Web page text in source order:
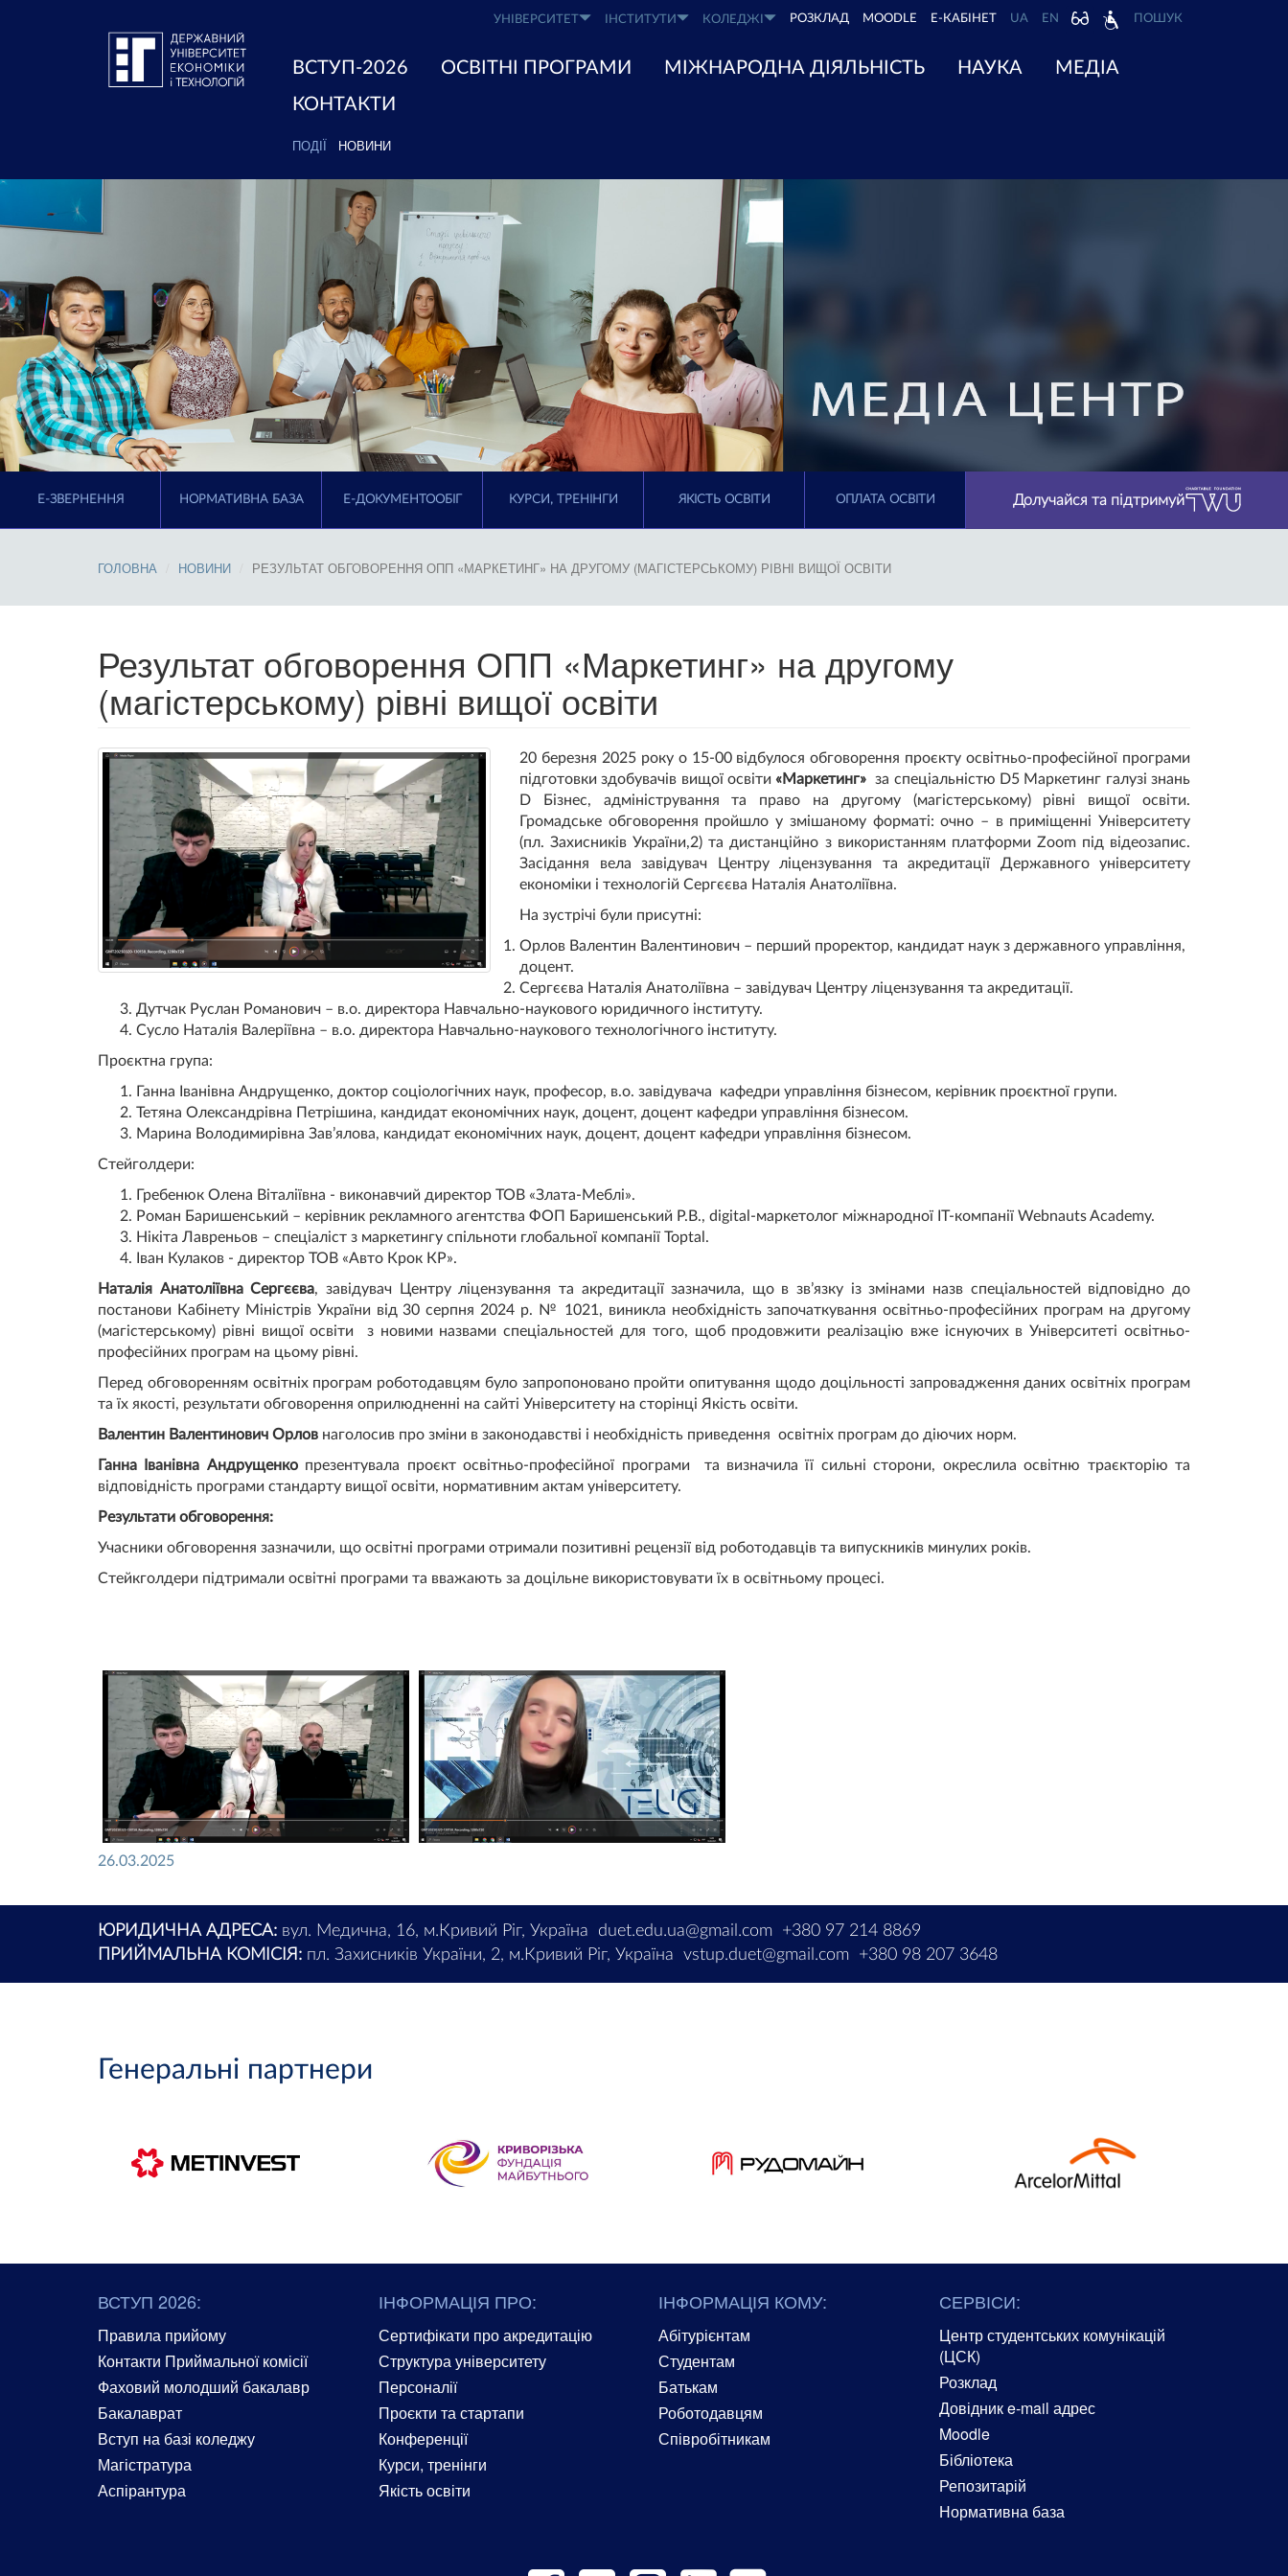
УНІВЕРСИТЕТ ІНСТИТУТИ КОЛЕДЖІ РОЗКЛАД MOODLE Е-КАБІНЕТ UA EN ПОШУК
ВСТУП-2026 ОСВІТНІ ПРОГРАМИ МІЖНАРОДНА ДІЯЛЬНІСТЬ НАУКА
МЕДІА
КОНТАКТИ
ПОДІЇ НОВИНИ
E-ЗВЕРНЕННЯ НОРМАТИВНА БАЗА Е-ДОКУМЕНТООБІГ КУРСИ, ТРЕНІНГИ ЯКІСТЬ ОСВІТИ ОПЛАТА ОСВІТИ Долучайся та підтримуй
ГОЛОВНА НОВИНИ РЕЗУЛЬТАТ ОБГОВОРЕННЯ ОПП «МАРКЕТИНГ» НА ДРУГОМУ (МАГІСТЕРСЬКОМУ) РІВНІ ВИЩОЇ ОСВІТИ
Результат обговорення ОПП «Маркетинг» на другому
(магістерському) рівні вищої освіти
20 березня 2025 року о 15-00 відбулося обговорення проєкту освітньо-професійної програми
підготовки здобувачів вищої освіти«Маркетинг» за спеціальністю D5 Маркетинг галузі знань
D Бізнес, адміністрування та право на другому (магістерському) рівні вищої освіти.
Громадське обговорення пройшло у змішаному форматі: очно – в приміщенні Університету
(пл. Захисників України,2) та дистанційно з використанням платформи Zoom під відеозапис.
Засідання вела завідувач Центру ліцензування та акредитації Державного університету
економіки і технологій Сергєєва Наталія Анатоліївна.
На зустрічі були присутні:
Орлов Валентин Валентинович – перший проректор, кандидат наук з державного управління,
доцент.
Сергєєва Наталія Анатоліївна – завідувач Центру ліцензування та акредитації.
Дутчак Руслан Романович – в.о. директора Навчально-наукового юридичного інституту.
Сусло Наталія Валеріївна – в.о. директора Навчально-наукового технологічного інституту.
Проєктна група:
Ганна Іванівна Андрущенко, доктор соціологічних наук, професор, в.о. завідувача кафедри управління бізнесом, керівник проєктної групи.
Тетяна Олександрівна Петрішина, кандидат економічних наук, доцент, доцент кафедри управління бізнесом.
Марина Володимирівна Зав’ялова, кандидат економічних наук, доцент, доцент кафедри управління бізнесом.
Стейголдери:
Гребенюк Олена Віталіївна - виконавчий директор ТОВ «Злата-Меблі».
Роман Баришенський – керівник рекламного агентства ФОП Баришенський Р.В., digital-маркетолог міжнародної IT-компанії Webnauts Academy.
Нікіта Лавреньов – спеціаліст з маркетингу спільноти глобальної компанії Toptal.
Іван Кулаков - директор ТОВ «Авто Крок КР».
Наталія Анатоліївна Сергєєва, завідувач Центру ліцензування та акредитації зазначила, що в зв’язку із змінами назв спеціальностей відповідно до
постанови Кабінету Міністрів України від 30 серпня 2024 р. № 1021, виникла необхідність започаткування освітньо-професійних програм на другому
(магістерському) рівні вищої освіти з новими назвами спеціальностей для того, щоб продовжити реалізацію вже існуючих в Університеті освітньо-
професійних програм на цьому рівні.
Перед обговоренням освітніх програм роботодавцям було запропоновано пройти опитування щодо доцільності запровадження даних освітніх програм
та їх якості, результати обговорення оприлюдненні на сайті Університету на сторінці Якість освіти.
Валентин Валентинович Орлов наголосив про зміни в законодавстві і необхідність приведення освітніх програм до діючих норм.
Ганна Іванівна Андрущенко презентувала проєкт освітньо-професійної програми та визначила її сильні сторони, окреслила освітню траєкторію та
відповідність програми стандарту вищої освіти, нормативним актам університету.
Результати обговорення:
Учасники обговорення зазначили, що освітні програми отримали позитивні рецензії від роботодавців та випускників минулих років.
Стейкголдери підтримали освітні програми та вважають за доцільне використовувати їх в освітньому процесі.
26.03.2025
ЮРИДИЧНА АДРЕСА: вул. Медична, 16, м.Кривий Ріг, Україна duet.edu.ua@gmail.com
+380 97 214 8869
ПРИЙМАЛЬНА КОМІСІЯ: пл. Захисників України, 2, м.Кривий Ріг, Україна vstup.duet@gmail.com +380 98 207 3648
Генеральні партнери
ВСТУП 2026:
Правила прийому
Контакти Приймальної комісії
Фаховий молодший бакалавр
Бакалаврат
Вступ на базі коледжу
Магістратура
Аспірантура
ІНФОРМАЦІЯ ПРО:
Сертифікати про акредитацію
Структура університету
Персоналії
Проєкти та стартапи
Конференції
Курси, тренінги
Якість освіти
ІНФОРМАЦІЯ КОМУ:
Абітурієнтам
Студентам
Батькам
Роботодавцям
Співробітникам
СЕРВІСИ:
Центр студентських комунікацій
(ЦСК)
Розклад
Довідник e-mail адрес
Moodle
Бібліотека
Репозитарій
Нормативна база